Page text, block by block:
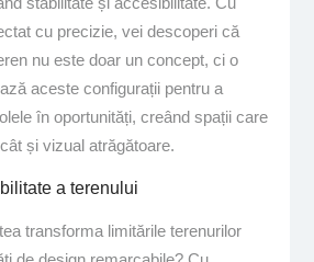
cu precizie, vei descoperi că
nu este doar un concept, ci o
aceste configurații pentru a
în oportunități, creând spații care
și vizual atrăgătoare.
a terenului
transforma limitările terenurilor